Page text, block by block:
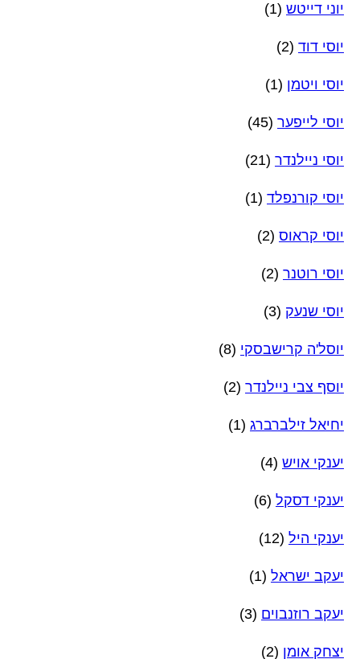
יוני דייטש (1)
יוסי דוד (2)
יוסי ויטמן (1)
יוסי לייפער (45)
יוסי ניילנדר (21)
יוסי קורנפלד (1)
יוסי קראוס (2)
יוסי רוטנר (2)
יוסי שנעק (3)
יוסל'ה קרישבסקי (8)
יוסף צבי ניילנדר (2)
יחיאל זילברברג (1)
יענקי אויש (4)
יענקי דסקל (6)
יענקי היל (12)
יעקב ישראל (1)
יעקב רוזנבוים (3)
יצחק אומן (2)